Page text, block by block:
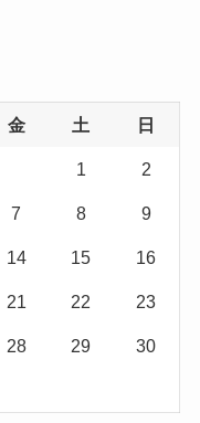
金 土 日
1 2
7 8 9
14 15 16
21 22 23
28 29 30